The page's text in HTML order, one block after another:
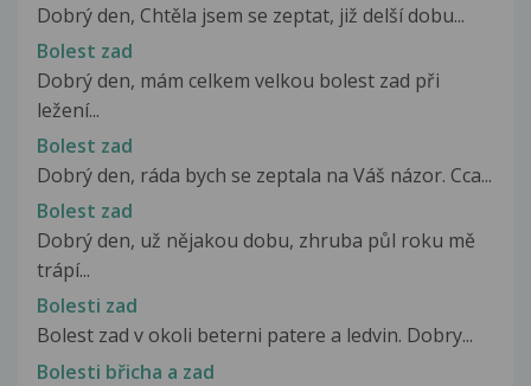
Dobrý den, Chtěla jsem se zeptat, již delší dobu...
Bolest zad
Dobrý den, mám celkem velkou bolest zad při
ležení...
Bolest zad
Dobrý den, ráda bych se zeptala na Váš názor. Cca...
Bolest zad
Dobrý den, už nějakou dobu, zhruba půl roku mě
trápí...
Bolesti zad
Bolest zad v okoli beterni patere a ledvin. Dobry...
Bolesti břicha a zad